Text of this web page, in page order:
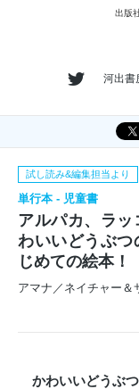
出版
河出書
試し読み&編集担当より
単行本 - 児童書
アルパカ、ラ
わいいどうぶ
じめての絵本！
アマナ／ネイチャー＆
かわいいどうぶ